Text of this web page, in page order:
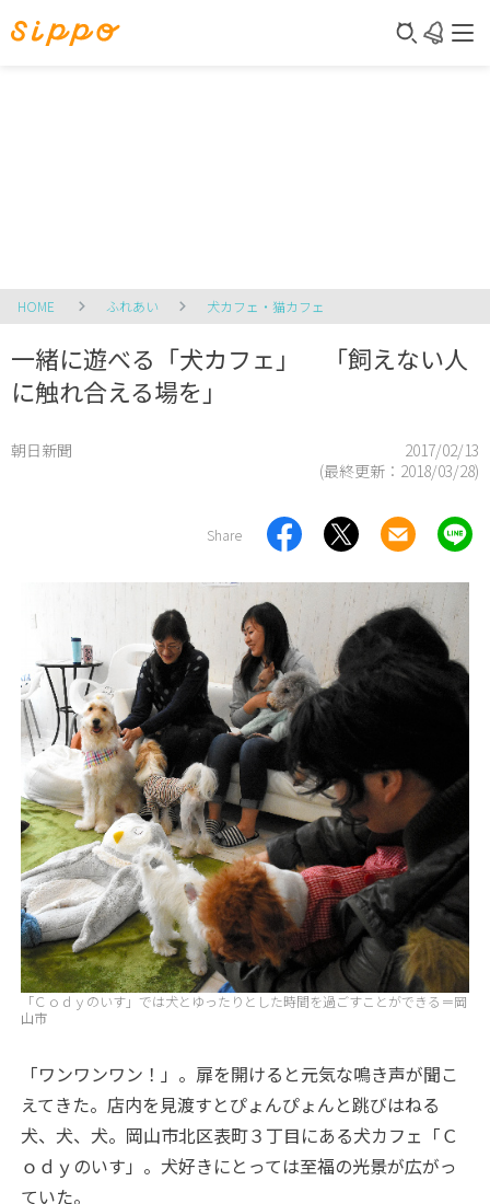
HOME ふれあい 犬カフェ・猫カフェ
一緒に遊べる「犬カフェ」 「飼えない人
に触れ合える場を」
朝日新聞
2017/02/13
(最終更新： 2018/03/28)
Share
「Ｃｏｄｙのいす」では犬とゆったりとした時間を過ごすことができる＝岡
山市
「ワンワンワン！」。扉を開けると元気な鳴き声が聞こ
えてきた。店内を見渡すとぴょんぴょんと跳びはねる
犬、犬、犬。岡山市北区表町３丁目にある犬カフェ「Ｃ
ｏｄｙのいす」。犬好きにとっては至福の光景が広がっ
ていた。